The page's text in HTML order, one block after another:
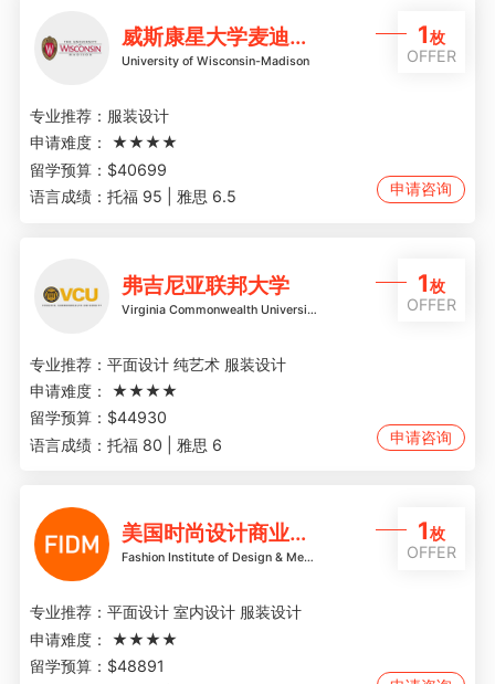
威斯康星大学麦迪逊分校
University of Wisconsin-Madison
1枚
OFFER
专业推荐： 服装设计
申请难度：
★★★★
留学预算： $40699
语言成绩： 托福 95 | 雅思 6.5 申请咨询
弗吉尼亚联邦大学
Virginia Commonwealth University
1枚
OFFER
专业推荐： 平面设计 纯艺术 服装设计
申请难度：
★★★★
留学预算： $44930
语言成绩： 托福 80 | 雅思 6 申请咨询
美国时尚设计商业学院
Fashion Institute of Design & Merchandising
1枚
OFFER
专业推荐： 平面设计 室内设计 服装设计
申请难度：
★★★★
留学预算： $48891